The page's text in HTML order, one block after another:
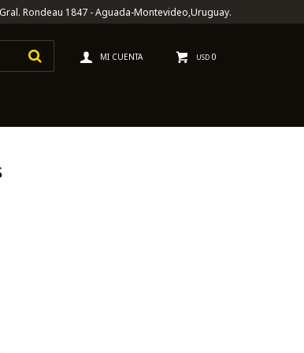
USD 0
Rondeau 1847 - Aguada-Montevideo,Uruguay.